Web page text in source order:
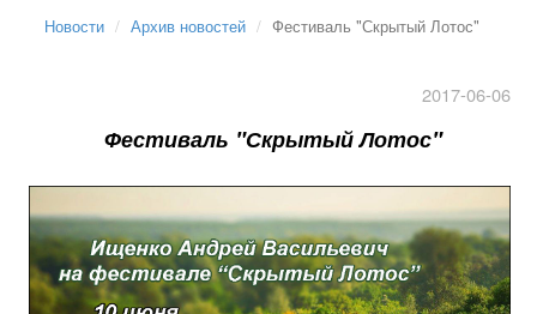
Новости Архив новостей Фестиваль "Скрытый Лотос"
2017-06-06
Фестиваль "Скрытый Лотос"